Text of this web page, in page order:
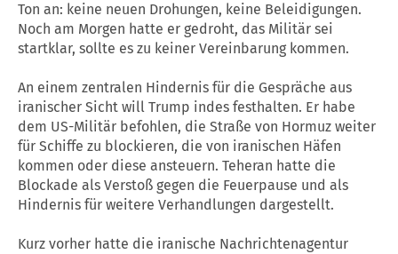
Ton an: keine neuen Drohungen, keine Beleidigungen.
Noch am Morgen hatte er gedroht, das Militär sei
startklar, sollte es zu keiner Vereinbarung kommen.
An einem zentralen Hindernis für die Gespräche aus
iranischer Sicht will Trump indes festhalten. Er habe
dem US-Militär befohlen, die Straße von Hormuz weiter
für Schiffe zu blockieren, die von iranischen Häfen
kommen oder diese ansteuern. Teheran hatte die
Blockade als Verstoß gegen die Feuerpause und als
Hindernis für weitere Verhandlungen dargestellt.
Kurz vorher hatte die iranische Nachrichtenagentur